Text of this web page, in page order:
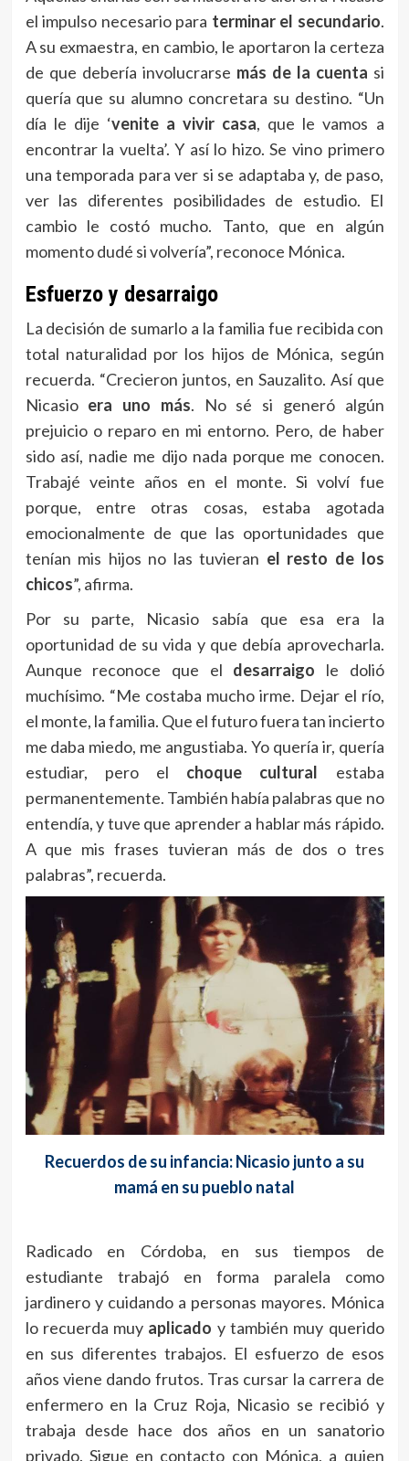
el impulso necesario para terminar el secundario.
A su exmaestra, en cambio, le aportaron la certeza
de que debería involucrarse más de la cuenta si
quería que su alumno concretara su destino. “Un
día le dije ‘venite a vivir casa, que le vamos a
encontrar la vuelta’. Y así lo hizo. Se vino primero
una temporada para ver si se adaptaba y, de paso,
ver las diferentes posibilidades de estudio. El
cambio le costó mucho. Tanto, que en algún
momento dudé si volvería”, reconoce Mónica.
Esfuerzo y desarraigo
La decisión de sumarlo a la familia fue recibida con
total naturalidad por los hijos de Mónica, según
recuerda. “Crecieron juntos, en Sauzalito. Así que
Nicasio era uno más. No sé si generó algún
prejuicio o reparo en mi entorno. Pero, de haber
sido así, nadie me dijo nada porque me conocen.
Trabajé veinte años en el monte. Si volví fue
porque, entre otras cosas, estaba agotada
emocionalmente de que las oportunidades que
tenían mis hijos no las tuvieran el resto de los
chicos”, afirma.
Por su parte, Nicasio sabía que esa era la
oportunidad de su vida y que debía aprovecharla.
Aunque reconoce que el desarraigo le dolió
muchísimo. “Me costaba mucho irme. Dejar el río,
el monte, la familia. Que el futuro fuera tan incierto
me daba miedo, me angustiaba. Yo quería ir, quería
estudiar, pero el choque cultural estaba
permanentemente. También había palabras que no
entendía, y tuve que aprender a hablar más rápido.
A que mis frases tuvieran más de dos o tres
palabras”, recuerda.
Recuerdos de su infancia: Nicasio junto a su
mamá en su pueblo natal
Radicado en Córdoba, en sus tiempos de
estudiante trabajó en forma paralela como
jardinero y cuidando a personas mayores. Mónica
lo recuerda muy aplicado y también muy querido
en sus diferentes trabajos. El esfuerzo de esos
años viene dando frutos. Tras cursar la carrera de
enfermero en la Cruz Roja, Nicasio se recibió y
trabaja desde hace dos años en un sanatorio
privado. Sigue en contacto con Mónica, a quien